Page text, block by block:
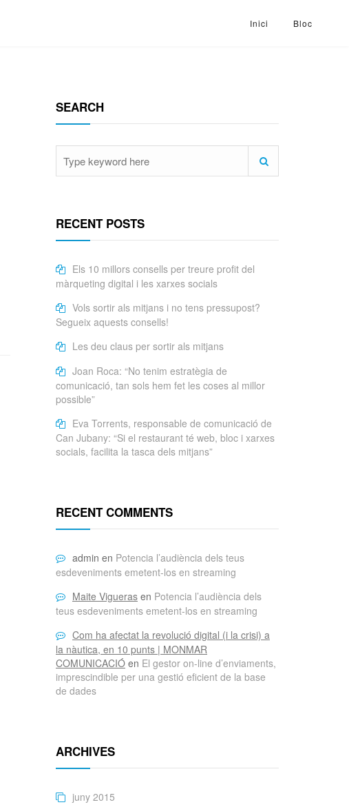
Inici Bloc
SEARCH
RECENT POSTS
Els 10 millors consells per treure profit del
màrqueting digital i les xarxes socials
Vols sortir als mitjans i no tens pressupost?
Segueix aquests consells!
Les deu claus per sortir als mitjans
Joan Roca: “No tenim estratègia de
comunicació, tan sols hem fet les coses al millor
possible”
Eva Torrents, responsable de comunicació de
Can Jubany: “Si el restaurant té web, bloc i xarxes
socials, facilita la tasca dels mitjans”
RECENT COMMENTS
admin en Potencia l’audiència dels teus
esdeveniments emetent-los en streaming
Maite Vigueras en Potencia l’audiència dels
teus esdeveniments emetent-los en streaming
Com ha afectat la revolució digital (i la crisi) a
la nàutica, en 10 punts | MONMAR
COMUNICACIÓ en El gestor on-line d’enviaments,
imprescindible per una gestió eficient de la base
de dades
ARCHIVES
juny 2015